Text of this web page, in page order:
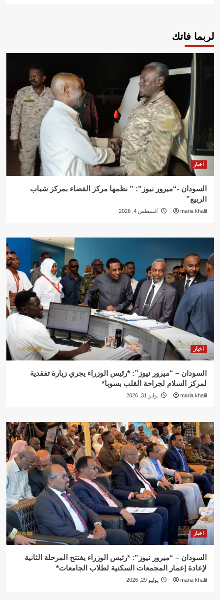
لربما فاتك
اخبار
السودان -“ميرور نيوز”: ” نظمها مركز الفضاء بمركز شباب
الربيع”
maria khalil أغسطس 4, 2026
اخبار
السودان – “ميرور نيوز”: *رئيس الوزراء يجري زيارة تفقدية
لمركز السلام لجراحة القلب بسوبا*
maria khalil يوليو 31, 2026
اخبار
السودان – “ميرور نيوز”: *رئيس الوزراء يفتتح المرحلة الثانية
لإعادة إعمار المجمعات السكنية لطلاب الجامعات*
maria khalil يوليو 29, 2026